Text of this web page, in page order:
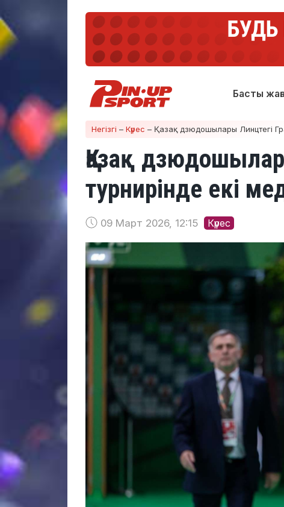
Басты
Негізгі – Күрес – Қазақ дзюдошылары Линцтегі
Қазақ
турнирінде екі
09 Март 2026, 12:15 Күрес